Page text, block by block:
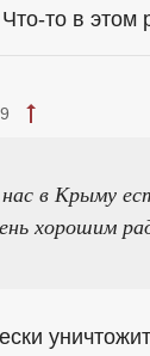
то в этом
в Крыму
хорошим